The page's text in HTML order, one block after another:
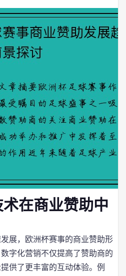
在商业赞助中
展，欧洲杯赛事的商业赞助形
字化营销不仅提高了赞助商的
供了更丰富的互动体验。例